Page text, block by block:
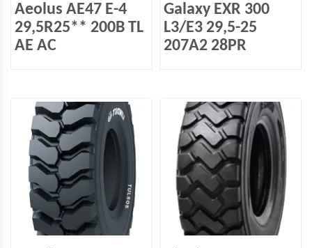
Aeolus AE47 E-4
29,5R25** 200B TL
AE AC
Galaxy EXR 300
L3/E3 29,5-25
207A2 28PR